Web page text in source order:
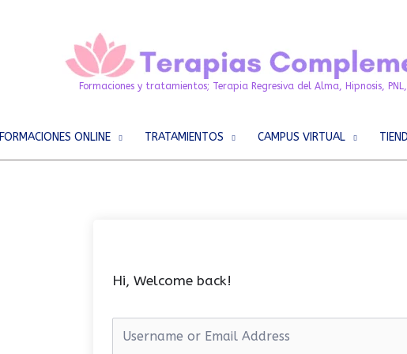
Formaciones y tratamientos; Terapia Regresiva del Alma, Hipnosis,
FORMACIONES ONLINE TRATAMIENTOS CAMPUS VIRTUAL
Hi, Welcome back!